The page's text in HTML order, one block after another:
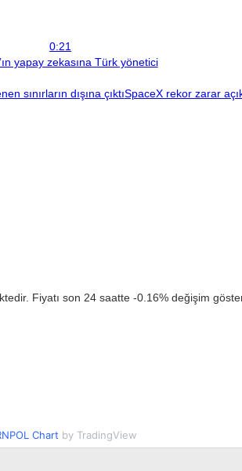
0:21
yapay zekasına Türk yönetici
sınırların dışına çıktıSpaceX rekor zarar
Fiyatı son 24 saatte -0.16% değişim
Chart by TradingView